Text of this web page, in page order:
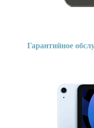
Гарантийное